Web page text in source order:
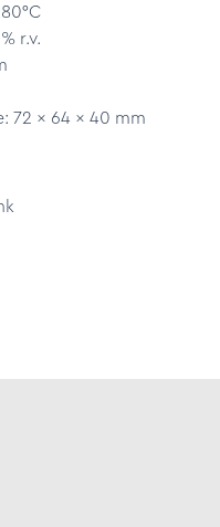
r.v.
72 x 64 x 40 mm